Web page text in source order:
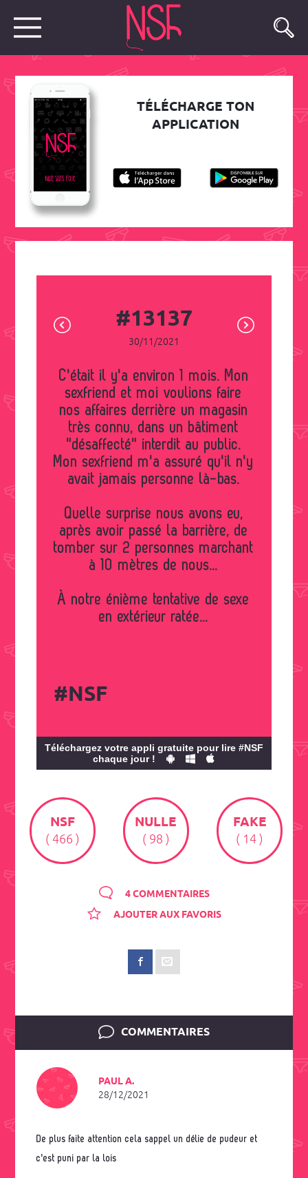
TÉLÉCHARGE TON
APPLICATION
#13137
30/11/2021
C'était il y'a environ 1 mois. Mon
sexfriend et moi voulions faire
nos affaires derrière un magasin
très connu, dans un bâtiment
"désaffecté" interdit au public.
Mon sexfriend m'a assuré qu'il n'y
avait jamais personne là-bas.
Quelle surprise nous avons eu,
après avoir passé la barrière, de
tomber sur 2 personnes marchant
à 10 mètres de nous...
À notre énième tentative de sexe
en extérieur ratée...
#NSF
Téléchargez votre appli gratuite pour lire #NSF
chaque jour !
NSF
( 466 )
NULLE
( 98 )
FAKE
( 14 )
4 COMMENTAIRES
AJOUTER AUX FAVORIS
COMMENTAIRES
PAUL A.
28/12/2021
De plus faite attention cela sappel un délie de pudeur et
c'est puni par la lois